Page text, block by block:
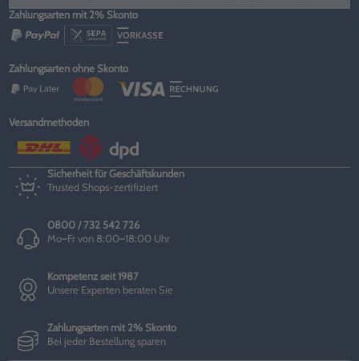
Zahlungsarten mit 2% Skonto
Zahlungsarten ohne Skonto
Versandmethoden
Sicherheit für Geschäftskunden
Trusted Shops-zertifiziert
0800 / 732 542 726
Mo–Fr von 8:00–18:00 Uhr
Kompetenz seit 1987
Unsere Experten beraten Sie
Zahlungsarten mit 2% Skonto
Bei jeder Bestellung sparen